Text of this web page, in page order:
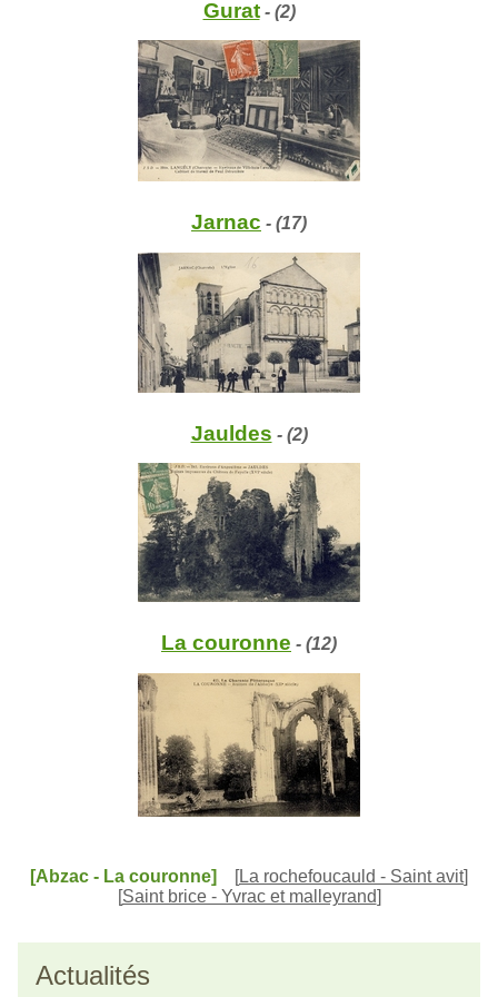
Gurat- (2)
Jarnac - (17)
Jauldes - (2)
La couronne - (12)
[Abzac - La couronne] [La rochefoucauld - Saint avit]
[Saint brice - Yvrac et malleyrand]
Actualités